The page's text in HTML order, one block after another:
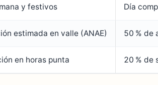
y festivos Día
estimada en valle (ANAE) 50 % de
en horas punta 20 % de